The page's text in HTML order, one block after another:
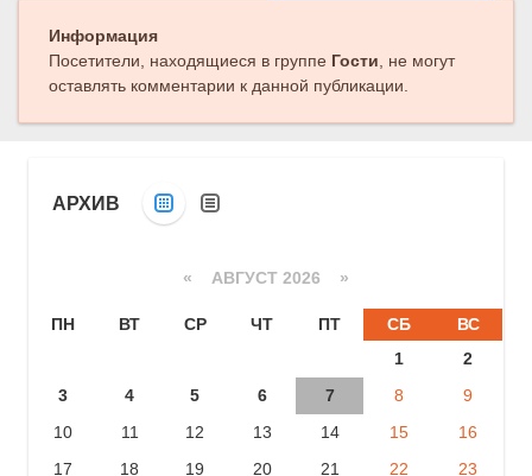
Информация
Посетители, находящиеся в группе Гости , не могут
оставлять комментарии к данной публикации.
АРХИВ
« АВГУСТ 2026 »
ПН ВТ СР ЧТ ПТ СБ
ВС
1
2
3
4 5 6 7 8
9
10
11 12 13 14 15
16
17
18 19 20 21 22
23